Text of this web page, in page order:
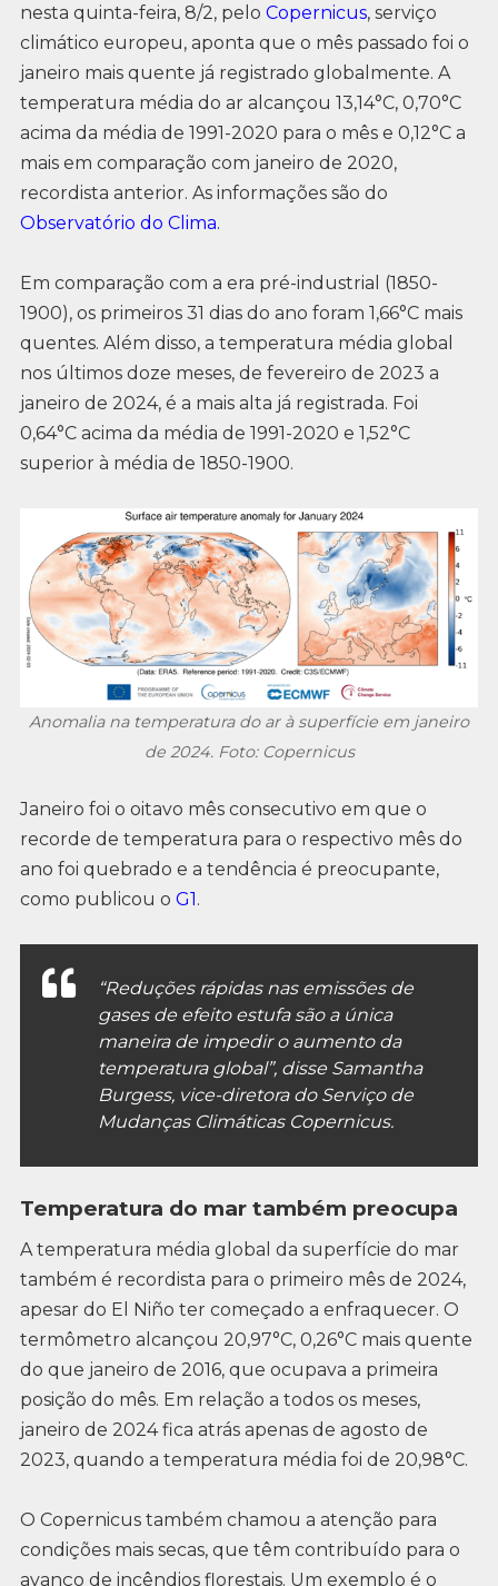
nesta quinta-feira, 8/2, pelo Copernicus, serviço
climático europeu, aponta que o mês passado foi o
janeiro mais quente já registrado globalmente. A
temperatura média do ar alcançou 13,14°C, 0,70°C
acima da média de 1991-2020 para o mês e 0,12°C a
mais em comparação com janeiro de 2020,
recordista anterior. As informações são do
Observatório do Clima.
Em comparação com a era pré-industrial (1850-
1900), os primeiros 31 dias do ano foram 1,66°C mais
quentes. Além disso, a temperatura média global
nos últimos doze meses, de fevereiro de 2023 a
janeiro de 2024, é a mais alta já registrada. Foi
0,64°C acima da média de 1991-2020 e 1,52°C
superior à média de 1850-1900.
Anomalia na temperatura do ar à superfície em janeiro
de 2024. Foto: Copernicus
Janeiro foi o oitavo mês consecutivo em que o
recorde de temperatura para o respectivo mês do
ano foi quebrado e a tendência é preocupante,
como publicou o G1 .
“Reduções rápidas nas emissões de
gases de efeito estufa são a única
maneira de impedir o aumento da
temperatura global”, disse Samantha
Burgess, vice-diretora do Serviço de
Mudanças Climáticas Copernicus.
Temperatura do mar também preocupa
A temperatura média global da superfície do mar
também é recordista para o primeiro mês de 2024,
apesar do El Niño ter começado a enfraquecer. O
termômetro alcançou 20,97°C, 0,26°C mais quente
do que janeiro de 2016, que ocupava a primeira
posição do mês. Em relação a todos os meses,
janeiro de 2024 fica atrás apenas de agosto de
2023, quando a temperatura média foi de 20,98°C.
O Copernicus também chamou a atenção para
condições mais secas, que têm contribuído para o
avanço de incêndios florestais. Um exemplo é o